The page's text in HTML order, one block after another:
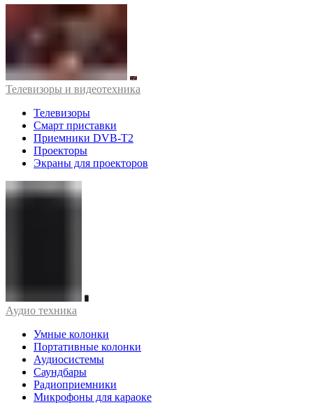
Телевизоры и видеотехника
Телевизоры
Смарт приставки
Приемники DVB-T2
Проекторы
Экраны для проекторов
Аудио техника
Умные колонки
Портативные колонки
Аудиосистемы
Саундбары
Радиоприемники
Микрофоны для караоке